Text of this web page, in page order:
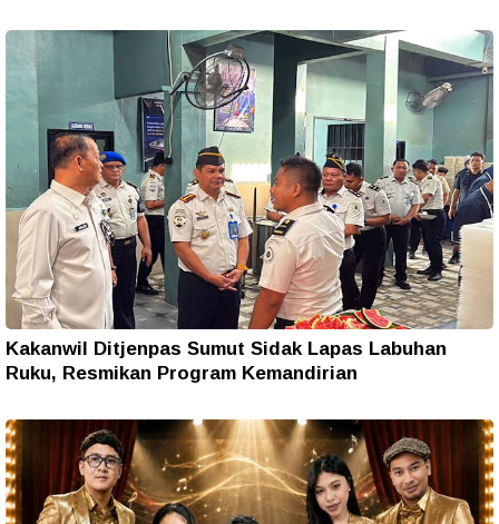
Kakanwil Ditjenpas Sumut Sidak Lapas Labuhan
Ruku, Resmikan Program Kemandirian